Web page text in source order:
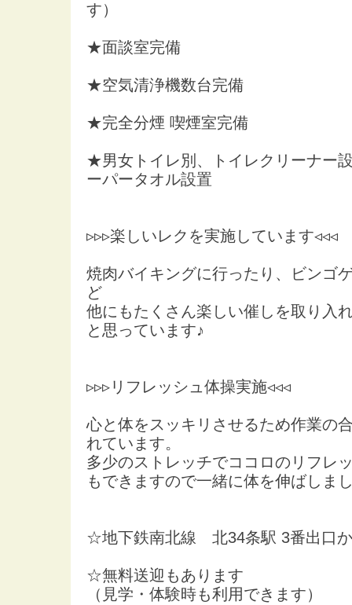
す）
★面談室完備
★空気清浄機数台完備
★完全分煙 喫煙室完備
★男女トイレ別、トイレクリーナー
ーパータオル設置
▹▹▹楽しいレクを実施しています◃◃◃
焼肉バイキングに行ったり、ビンゴ
ど
他にもたくさん楽しい催しを取り入
と思っています♪
▹▹▹リフレッシュ体操実施◃◃◃
心と体をスッキリさせるため作業の
れています。
多少のストレッチでココロのリフレ
もできますので一緒に体を伸ばしま
☆地下鉄南北線 北34条駅 3番出口
☆無料送迎もあります
（見学・体験時も利用できます）